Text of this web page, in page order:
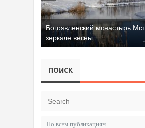
Добрятинский карьер (д.
ПОИСК